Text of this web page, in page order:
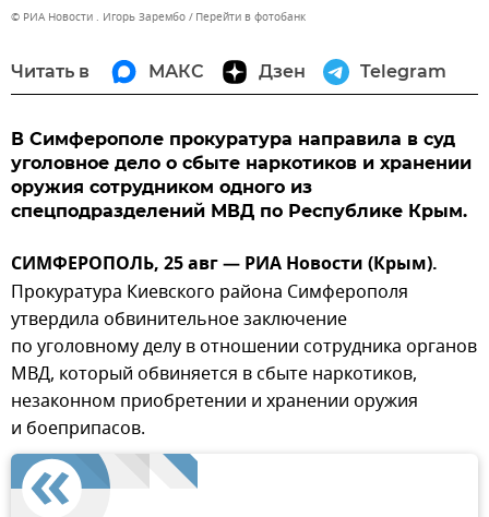
© РИА Новости . Игорь Зарембо Перейти в фотобанк
Читать в МАКС Дзен Telegram
В Симферополе прокуратура направила в суд
уголовное дело о сбыте наркотиков и хранении
оружия сотрудником одного из
спецподразделений МВД по Республике Крым.
СИМФЕРОПОЛЬ, 25 авг — РИА Новости (Крым).
Прокуратура Киевского района Симферополя
утвердила обвинительное заключение
по уголовному делу в отношении сотрудника органов
МВД, который обвиняется в сбыте наркотиков,
незаконном приобретении и хранении оружия
и боеприпасов.